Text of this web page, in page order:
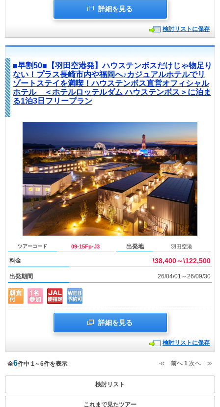
詳細を見る
検討リストに保存
■早割50■【羽田空港発】ハウステンボスだけじゃ物足り
ない！プラス長崎市内や福岡へ♪カジュアルホテルでリ
ゾートステイを満喫！ハウステンボス直営オフィシャル
ホテル ＜ホテルロッテルダム ハウステンボス＞に泊ま
る1泊3日フリープラン
ツアーコード 09-15Fp-J3 出発地 羽田空港
料金 \38,400～\122,500
出発期間 26/04/01～26/09/30
詳細を見る
検討リストに保存
全6件中 1～6件を表示 ≪ 前へ 1 次へ ≫
検討リスト
これまで見たツアー